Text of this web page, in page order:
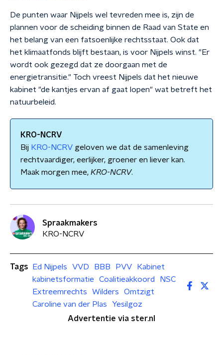
De punten waar Nijpels wel tevreden mee is, zijn de
plannen voor de scheiding binnen de Raad van State en
het belang van een fatsoenlijke rechtsstaat. Ook dat
het klimaatfonds blijft bestaan, is voor Nijpels winst. "Er
wordt ook gezegd dat ze doorgaan met de
energietransitie." Toch vreest Nijpels dat het nieuwe
kabinet "de kantjes ervan af gaat lopen" wat betreft het
natuurbeleid.
KRO-NCRV
Bij KRO-NCRV geloven we dat de samenleving
rechtvaardiger, eerlijker, groener en liever kan.
Maak morgen mee, KRO-NCRV.
Spraakmakers
KRO-NCRV
Tags Ed Nijpels VVD BBB PVV
Kabinet
kabinetsformatie
Coalitieakkoord
NSC
Extreemrechts
Wilders
Omtzigt
Caroline van der Plas
Yesilgoz
Advertentie via ster.nl